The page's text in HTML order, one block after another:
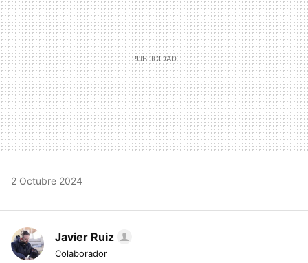
2 Octubre 2024
Javier Ruiz
Colaborador